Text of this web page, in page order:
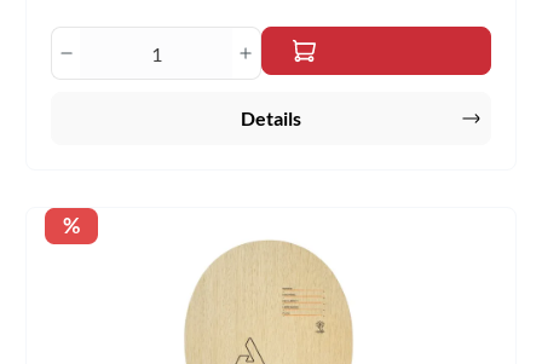
Produkt Anzahl: Gib den gewünschten
Details
Rabatt
%